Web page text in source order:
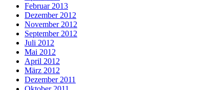
Februar 2013
Dezember 2012
November 2012
September 2012
Juli 2012
Mai 2012
April 2012
März 2012
Dezember 2011